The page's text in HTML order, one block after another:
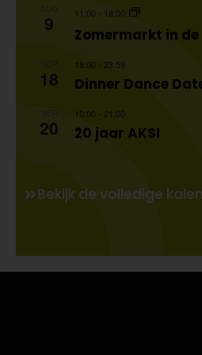
9 11:00 - 18:00
Zomermarkt in
18
18:00 - 23:59
Dinner Dance
20
10:00 - 21:00
20 jaar AKSI
Bekijk de volledige